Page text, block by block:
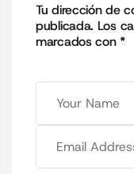
Tu dirección de
publicada. Los
marcados con*